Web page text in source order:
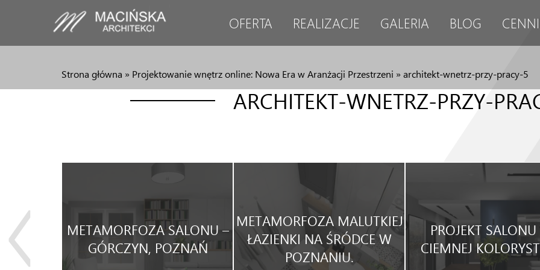
OFERTA REALIZACJE GALERIA BLOG
Strona główna » Projektowanie wnętrz online: Nowa Era w Aranżacji Przestrzeni »architekt-wnetrz-przy-pracy-5
ARCHITEKT-WNETRZ-PRZY-
METAMORFOZA SALONU –
GÓRCZYN, POZNAŃ
METAMORFOZA MALUTKIEJ
ŁAZIENKI NA ŚRÓDCE W
POZNANIU.
PROJEKT
CIEMNEJ